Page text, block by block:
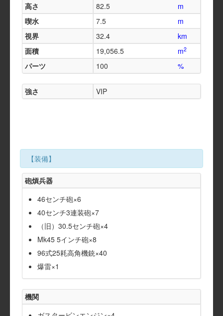
高さ
82.5
m
喫水
7.5
m
視界
32.4
km
面積
19,056.5 m2
パーツ 100 %
強さ VIP
【装備】
砲熕兵器
46センチ砲×6
40センチ3連装砲×7
（旧）30.5センチ砲×4
Mk45 5インチ砲×8
96式25耗高角機銃×40
爆雷×1
機関